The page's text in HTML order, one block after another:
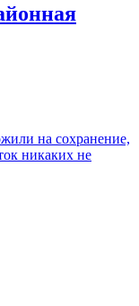
на сохранение,
никаких не